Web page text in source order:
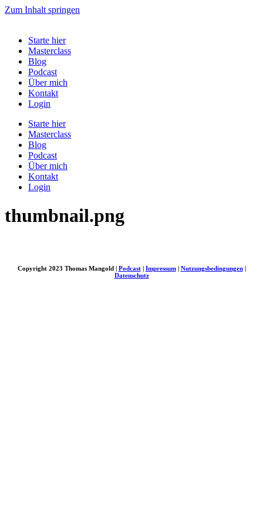
Zum Inhalt springen
Starte hier
Masterclass
Blog
Podcast
Über mich
Kontakt
Login
Starte hier
Masterclass
Blog
Podcast
Über mich
Kontakt
Login
thumbnail.png
Copyright 2023 Thomas Mangold | Podcast| Impressum| Nutzungsbedingungen|
Datenschutz